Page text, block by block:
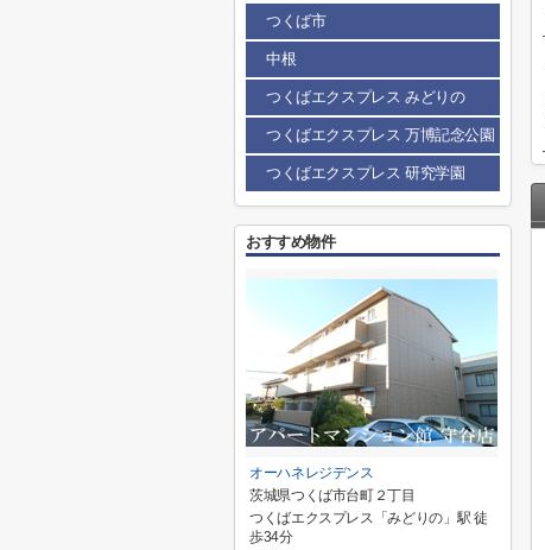
つくば市
中根
つくばエクスプレス みどりの
つくばエクスプレス 万博記念公園
つくばエクスプレス 研究学園
おすすめ物件
オーハネレジデンス
茨城県つくば市台町２丁目
つくばエクスプレス「みどりの」駅 徒
歩34分